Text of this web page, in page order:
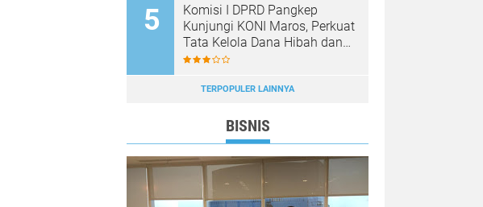
Komisi I DPRD Pangkep
Kunjungi KONI Maros, Perkuat
Tata Kelola Dana Hibah dan
Pembinaan Olahraga
TERPOPULER LAINNYA
BISNIS